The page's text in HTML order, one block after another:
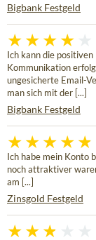
Bigbank Festgeld
Ich kann die
Kommunikation
ungesicherte Email-
man sich mit der [...]
Bigbank Festgeld
Ich habe mein Konto
noch attraktiver
am [...]
Zinsgold Festgeld